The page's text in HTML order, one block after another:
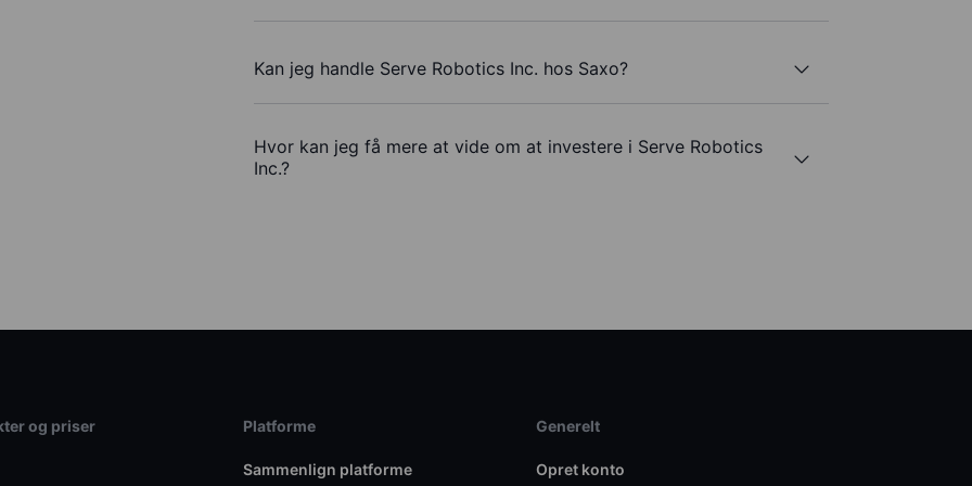
Kan jeg handle Serve Robotics Inc. hos Saxo?
Hvor kan jeg få mere at vide om at investere i Serve Robotics
Inc.?
og priser Platforme
Sammenlign platforme
Generelt
Opret konto